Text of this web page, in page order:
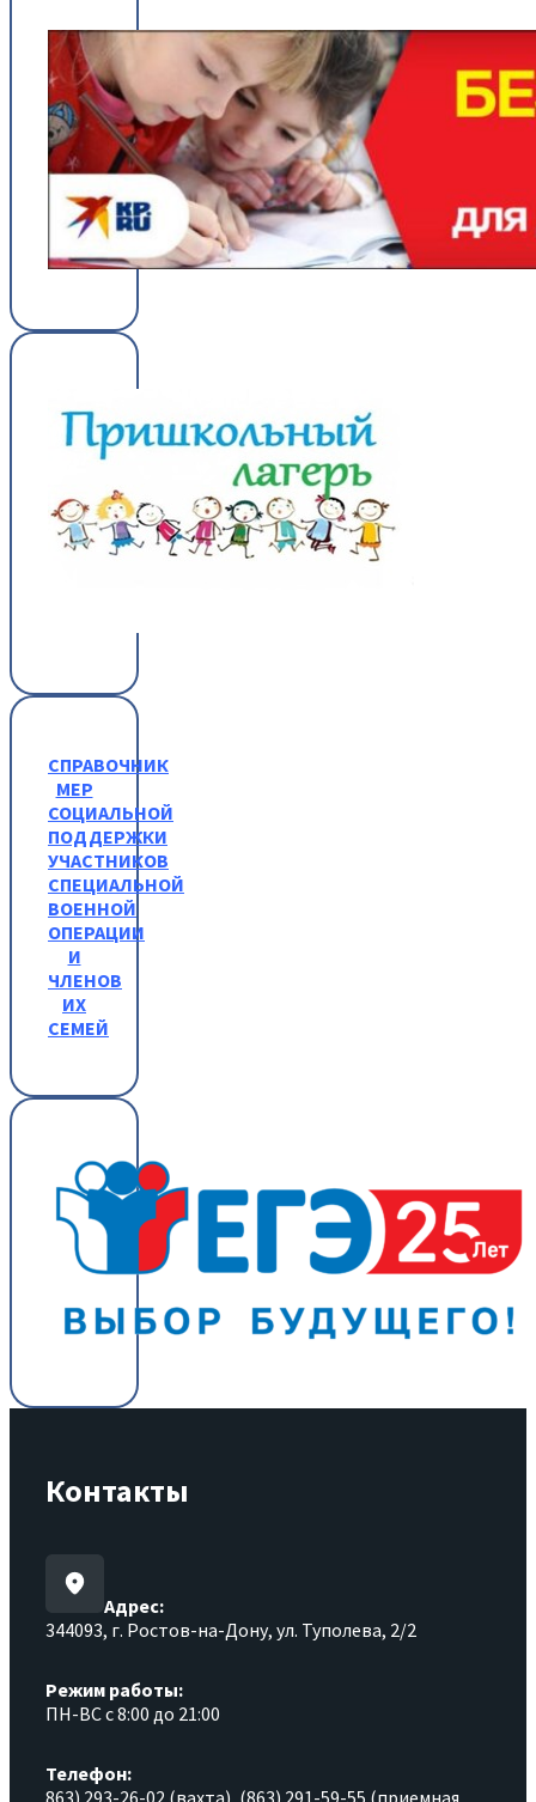
СПРАВОЧНИК
МЕР
СОЦИАЛЬНОЙ
ПОДДЕРЖКИ
УЧАСТНИКОВ
СПЕЦИАЛЬНОЙ
ВОЕННОЙ
ОПЕРАЦИИ
И
ЧЛЕНОВ
ИХ
СЕМЕЙ
Контакты
Адрес:
344093, г. Ростов-на-Дону, ул. Туполева, 2/2
Режим работы:
ПН-ВС с 8:00 до 21:00
Телефон:
863) 293-26-02 (вахта), (863) 291-59-55 (приемная